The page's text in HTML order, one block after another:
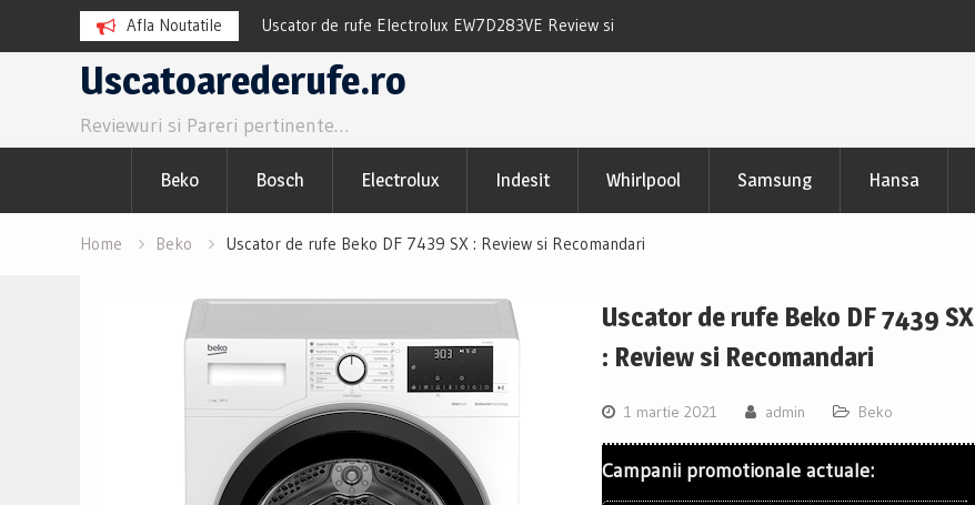
Afla Noutatile
Review si Pareri
Uscator de rufe Electrolux EW7D283VE Review si
Pareri utile
pertinente
Uscatoarederufe.ro
Reviewuri si Pareri pertinente…
Beko Bosch Electrolux Indesit Whirlpool Samsung Hansa
Home Beko Uscator de rufe Beko DF 7439 SX : Review si Recomandari
Uscator de rufe Beko DF 7439 SX
: Review si Recomandari
1 martie 2021 admin Beko
Campanii promotionale actuale: